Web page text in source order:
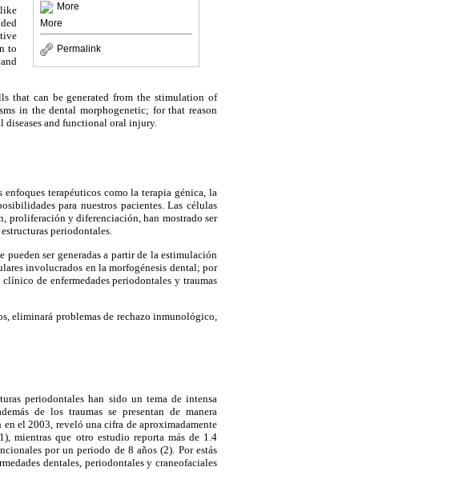
More
More
Permalink
to
that can be generated from the stimulation of
in the dental morphogenetic; for that reason
and functional oral injury.
terapéuticos como la terapia génica, la
para nuestros pacientes. Las células
proliferación y diferenciación, han mostrado ser
periodontales.
ser generadas a partir de la estimulación
involucrados en la morfogénesis dental; por
de enfermedades periodontales y traumas
eliminará problemas de rechazo inmunológico,
periodontales han sido un tema de intensa
de los traumas se presentan de manera
el 2003, reveló una cifra de aproximadamente
mientras que otro estudio reporta más de 1.4
por un periodo de 8 años (2). Por estás
dentales, periodontales y craneofaciales